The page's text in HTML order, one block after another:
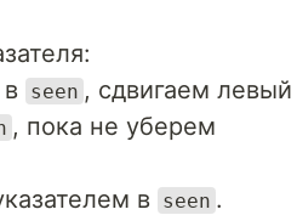
seen , сдвигаем левый
, пока не уберем
в seen .